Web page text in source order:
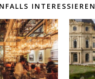
INTERESSIEREN